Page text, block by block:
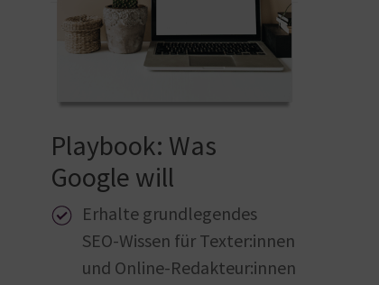
Playbook: Was
Google will
Erhalte grundlegendes
SEO-Wissen für Texter:innen
und Online-Redakteur:innen